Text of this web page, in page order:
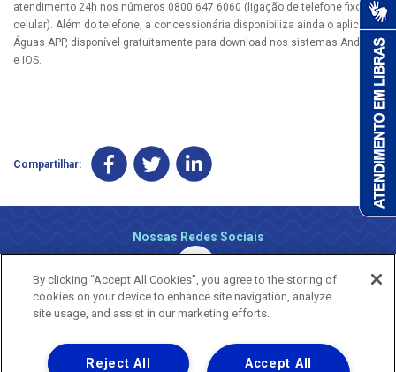
atendimento 24h nos números 0800 647 6060 (ligação de telefone fixo e
celular). Além do telefone, a concessionária disponibiliza ainda o aplicativo
Águas APP, disponível gratuitamente para download nos sistemas Android
e iOS.
Compartilhar:
Nossas Redes Sociais
By clicking “Accept All Cookies”, you agree to the storing of
cookies on your device to enhance site navigation, analyze
site usage, and assist in our marketing efforts.
Accept All
Reject All